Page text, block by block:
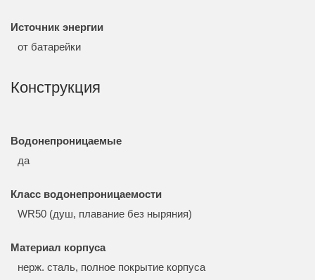
Источник энергии
от батарейки
Конструкция
Водонепроницаемые
да
Класс водонепроницаемости
WR50 (душ, плавание без ныряния)
Материал корпуса
нерж. сталь, полное покрытие корпуса